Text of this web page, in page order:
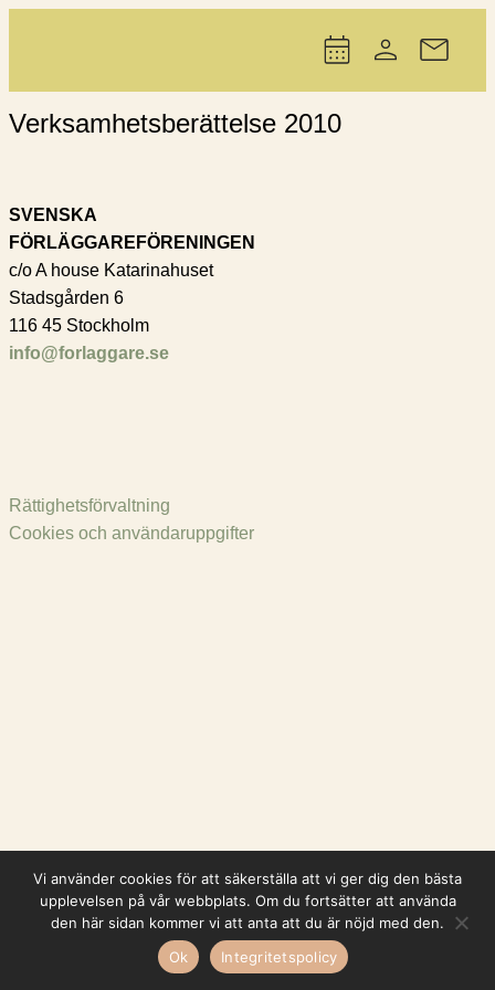
Verksamhetsberättelse 2010
SVENSKA
FÖRLÄGGAREFÖRENINGEN
c/o A house Katarinahuset
Stadsgården 6
116 45 Stockholm
info@forlaggare.se
Rättighetsförvaltning
Cookies och användaruppgifter
Vi använder cookies för att säkerställa att vi ger dig den bästa
upplevelsen på vår webbplats. Om du fortsätter att använda
den här sidan kommer vi att anta att du är nöjd med den.
Ok
Integritetspolicy